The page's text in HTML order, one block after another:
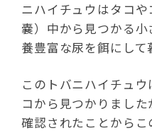
ニハイチュウはタコ
嚢）中から見つかる
養豊富な尿を餌にして
このトバニハイチュ
コから見つかりまし
確認されたことからこ